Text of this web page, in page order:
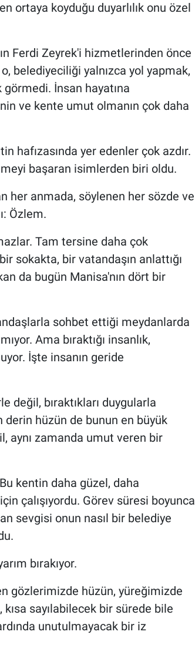
ortaya koyduğu duyarlılık onu özel
Ferdi Zeyrek'i hizmetlerinden önce
belediyeciliği yalnızca yol yapmak,
İnsan hayatına
ve kente umut olmanın çok daha
hafızasında yer edenler çok azdır.
başaran isimlerden biri oldu.
her anmada, söylenen her sözde ve
Özlem.
Tam tersine daha çok
sokakta, bir vatandaşın anlattığı
da bugün Manisa'nın dört bir
sohbet ettiği meydanlarda
Ama bıraktığı insanlık,
İşte insanın geride
değil, bıraktıkları duygularla
derin hüzün de bunun en büyük
aynı zamanda umut veren bir
kentin daha güzel, daha
çalışıyordu. Görev süresi boyunca
sevgisi onun nasıl bir belediye
bırakıyor.
gözlerimizde hüzün, yüreğimizde
sayılabilecek bir sürede bile
unutulmayacak bir iz